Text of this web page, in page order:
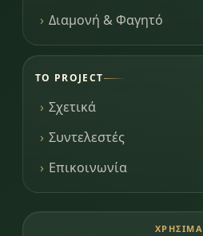
Διαμονή & Φαγητό
ΤΟ PROJECT
Σχετικά
Συντελεστές
Επικοινωνία
ΧΡΉΣΙΜΑ